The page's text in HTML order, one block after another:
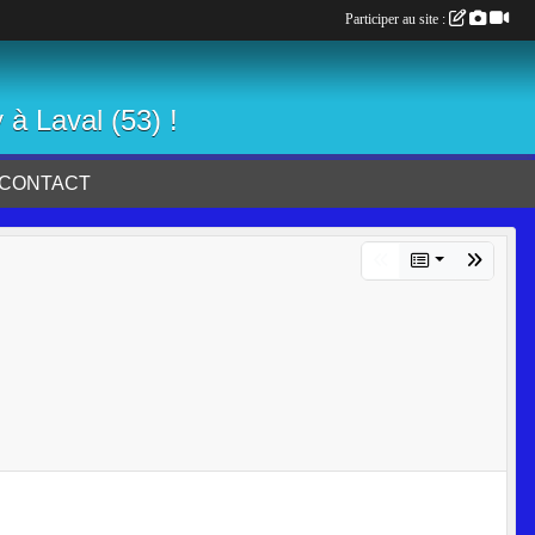
à Laval (53) !
Participer au site :